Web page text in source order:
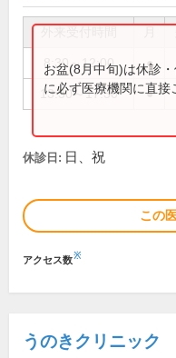
8:30～12:00 ●
13:30～17:30 ●
お盆(8月中旬)は休診
に必ず医療機関に直接
休診日: 日、祝
この
アクセス数※
うのきクリニック